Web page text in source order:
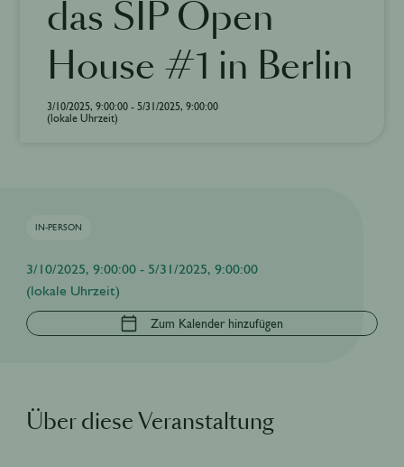
das SIP Open
House #1 in Berlin
3/10/2025, 9:00:00 - 5/31/2025, 9:00:00
(lokale Uhrzeit)
IN-PERSON
3/10/2025, 9:00:00 - 5/31/2025, 9:00:00
(lokale Uhrzeit)
Zum Kalender hinzufügen
Über diese Veranstaltung